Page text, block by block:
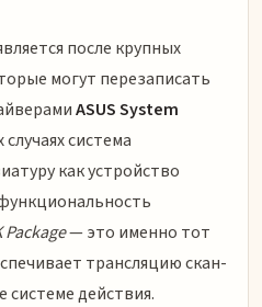
после крупных
могут перезаписать
ASUS System
случаях система
как устройство
Package— это именно тот
трансляцию скан-
действия.